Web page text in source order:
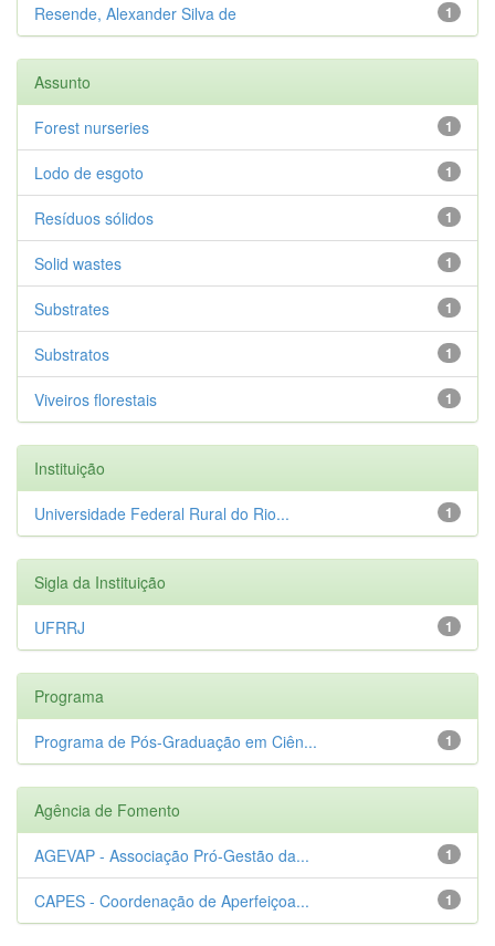
1
Resende, Alexander Silva de
Assunto
1
Forest nurseries
1
Lodo de esgoto
1
Resíduos sólidos
1
Solid wastes
1
Substrates
1
Substratos
1
Viveiros florestais
Instituição
1
Universidade Federal Rural do Rio...
Sigla da Instituição
1
UFRRJ
Programa
1
Programa de Pós-Graduação em Ciên...
Agência de Fomento
1
AGEVAP - Associação Pró-Gestão da...
1
CAPES - Coordenação de Aperfeiçoa...